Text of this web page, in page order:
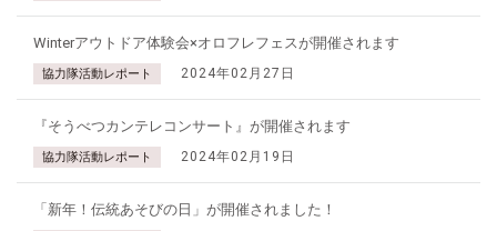
Winterアウトドア体験会×オロフレフェスが開催されます
協力隊活動レポート 2024年02月27日
『そうべつカンテレコンサート』が開催されます
協力隊活動レポート 2024年02月19日
「新年！伝統あそびの日」が開催されました！